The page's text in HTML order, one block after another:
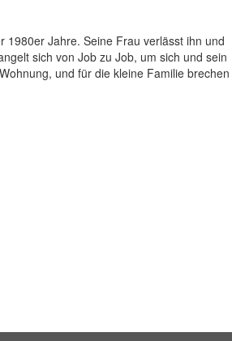
1980er Jahre. Seine Frau verlässt ihn und
sich von Job zu Job, um sich und sein
und für die kleine Familie brechen